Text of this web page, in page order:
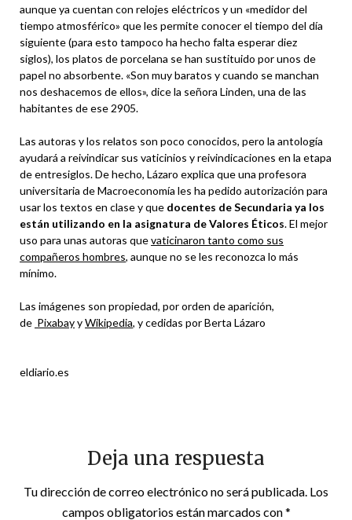
aunque ya cuentan con relojes eléctricos y un «medidor del
tiempo atmosférico» que les permite conocer el tiempo del día
siguiente (para esto tampoco ha hecho falta esperar diez
siglos), los platos de porcelana se han sustituido por unos de
papel no absorbente. «Son muy baratos y cuando se manchan
nos deshacemos de ellos», dice la señora Linden, una de las
habitantes de ese 2905.
Las autoras y los relatos son poco conocidos, pero la antología
ayudará a reivindicar sus vaticinios y reivindicaciones en la etapa
de entresiglos. De hecho, Lázaro explica que una profesora
universitaria de Macroeconomía les ha pedido autorización para
usar los textos en clase y que docentes de Secundaria ya los
están utilizando en la asignatura de Valores Éticos. El mejor
uso para unas autoras quevaticinaron tanto como sus
compañeros hombres, aunque no se les reconozca lo más
mínimo.
Las imágenes son propiedad, por orden de aparición,
de PixabayyWikipedia, y cedidas por Berta Lázaro
eldiario.es
Deja una respuesta
Tu dirección de correo electrónico no será publicada. Los
campos obligatorios están marcados con*